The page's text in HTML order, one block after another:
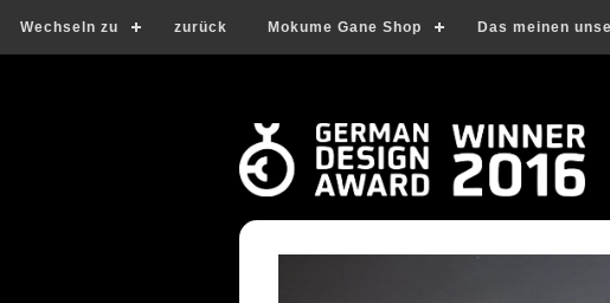
Wechseln zu zurück Mokume Gane Shop Das meinen